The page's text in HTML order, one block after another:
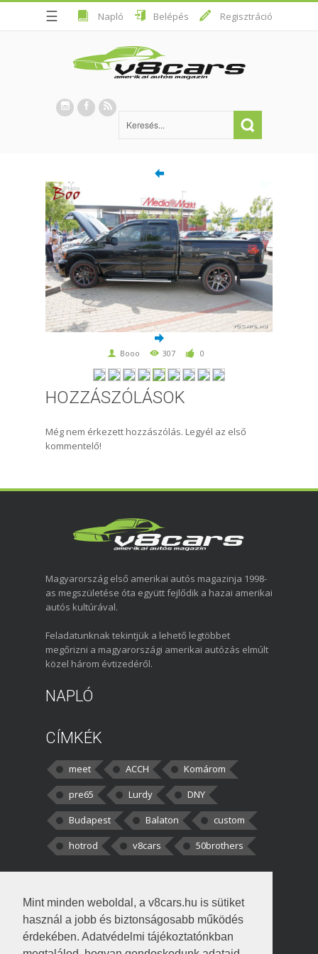
Mint minden weboldal, a v8cars.hu is sütiket
használ a jobb és biztonságosabb működés
érdekében. Adatvédelmi tájékoztatónkban
☰ Napló Belépés Regisztráció
Booo 307 0
HOZZÁSZÓLÁSOK
Még nem érkezett hozzászólás. Legyél az első
kommentelő!
Magyarország első amerikai autós magazinja 1998-
as megszületése óta együtt fejlődik a hazai amerikai
autós kultúrával.
Feladatunknak tekintjük a lehető legtöbbet
megőrizni a magyarországi amerikai autózás elmúlt
közel három évtizedéről.
NAPLÓ
CÍMKÉK
meet ACCH
Komárom
pre65
Lurdy
DNY
Budapest
Balaton
custom
hotrod
v8cars 50brothers
kortisz:Elszúrtam! Én csak két
darabbaal számoltam. Nem tudtam, hogy fél autót,